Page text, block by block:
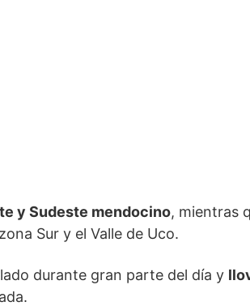
y Sudeste mendocino, mientras
Sur y el Valle de Uco.
durante gran parte del día y